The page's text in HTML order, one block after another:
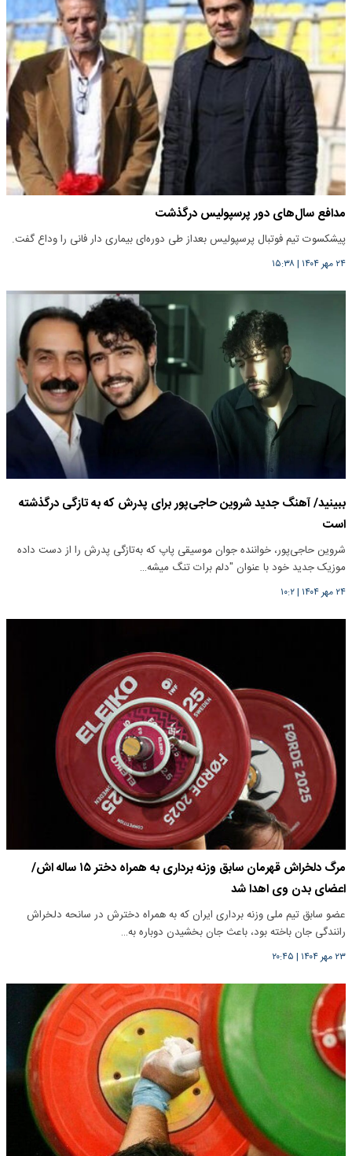
مدافع سال‌های دور پرسپولیس درگذشت
پیشکسوت تیم فوتبال پرسپولیس بعداز طی دوره‌ای بیماری دار فانی را وداع گفت.
۲۴ مهر ۱۴۰۴ |۱۵:۳۸
ببینید/ آهنگ جدید شروین حاجی‌پور برای پدرش که به تازگی درگذشته
است
شروین حاجی‌پور، خواننده جوان موسیقی پاپ که به‌تازگی پدرش را از دست داده
موزیک جدید خود با عنوان "دلم برات تنگ میشه…
۲۴ مهر ۱۴۰۴ |۱۰:۲
مرگ دلخراش قهرمان سابق وزنه برداری به همراه دختر ۱۵ ساله اش/
اعضای بدن وی اهدا شد
عضو سابق تیم ملی وزنه برداری ایران که به همراه دخترش در سانحه دلخراش
رانندگی جان باخته بود، باعث جان بخشیدن دوباره به…
۲۳ مهر ۱۴۰۴ | ۲۰:۴۵